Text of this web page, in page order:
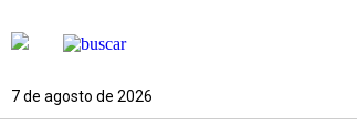
7 de agosto de 2026